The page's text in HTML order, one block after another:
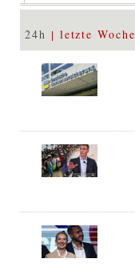
24h letzte Woche